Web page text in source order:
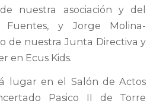
nuestra asociación y del
Fuentes, y Jorge Molina-
de nuestra Junta Directiva y
en Ecus Kids.
lugar en el Salón de Actos
Pasico II de Torre